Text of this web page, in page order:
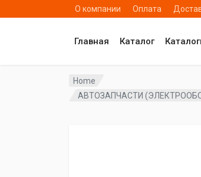
О компании Оплата
Главная Каталог
Home
АВТОЗАПЧАСТИ